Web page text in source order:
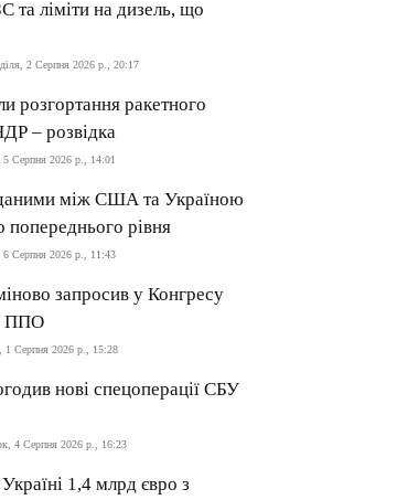
та ліміти на дизель, що
2 Серпня 2026 р., 20:17
розгортання ракетного
– розвідка
5 Серпня 2026 р., 14:01
між США та Україною
попереднього рівня
6 Серпня 2026 р., 11:43
запросив у Конгресу
ППО
1 Серпня 2026 р., 15:28
нові спецоперації СБУ
4 Серпня 2026 р., 16:23
1,4 млрд євро з